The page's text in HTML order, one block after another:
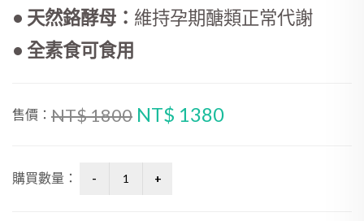
• 天然鉻酵母： 維持孕期醣類正常代謝
• 全素食可食用
售價： NT$ 1800 NT$ 1380
購買數量：